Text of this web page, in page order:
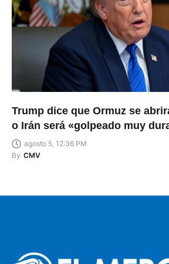
Trump dice que Ormuz se
o Irán será «golpeado muy
agosto 5, 12:36 PM
By CMV